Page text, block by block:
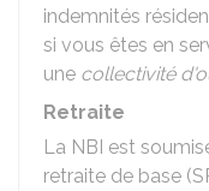
indemnités
si vous êtes en
une collectivité
Retraite
La NBI est
retraite de base (